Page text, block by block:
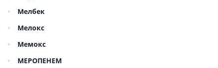
Мелбек
Мелокс
Мемокс
МЕРОПЕНЕМ